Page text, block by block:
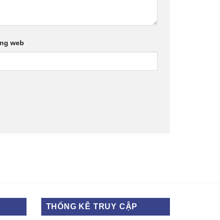
web
THỐNG KÊ TRUY CẬP